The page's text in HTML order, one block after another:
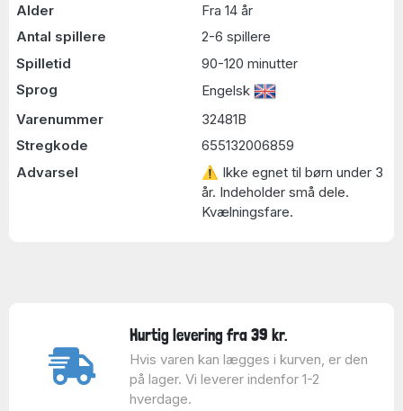
Alder
Fra 14 år
Antal spillere
2-6 spillere
Spilletid
90-120 minutter
Sprog
Engelsk
Varenummer
32481B
Stregkode
655132006859
Advarsel
⚠ Ikke egnet til børn under 3
år. Indeholder små dele.
Kvælningsfare.
Hurtig levering fra 39 kr.
Hvis varen kan lægges i kurven, er den
på lager. Vi leverer indenfor 1-2
hverdage.